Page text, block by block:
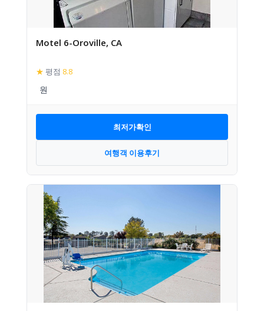
Motel 6-Oroville, CA
★ 평점 8.8
최저가확인
여행객 이용후기